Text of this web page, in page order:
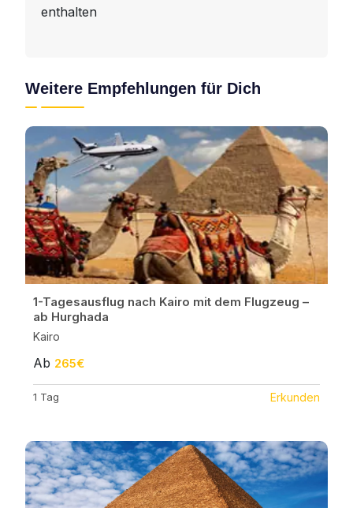
enthalten
Weitere Empfehlungen für Dich
1-Tagesausflug nach Kairo mit dem Flugzeug –
ab Hurghada
Kairo
Ab 265€
1 Tag Erkunden